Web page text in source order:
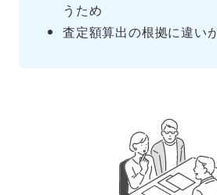
うため
査定額算出の根拠に違い